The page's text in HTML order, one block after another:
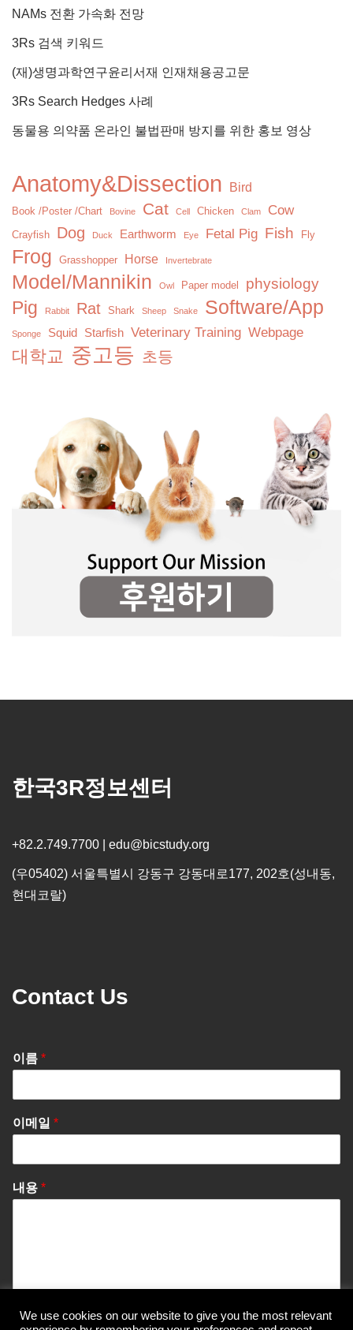
NAMs 전환 가속화 전망
3Rs 검색 키워드
(재)생명과학연구윤리서재 인재채용공고문
3Rs Search Hedges 사례
동물용 의약품 온라인 불법판매 방지를 위한 홍보 영상
Anatomy&Dissection Bird
Book /Poster /Chart Bovine Cat Cell Chicken Clam Cow
Crayfish Dog Duck Earthworm Eye Fetal Pig Fish Fly
Frog Grasshopper Horse Invertebrate
Model/Mannikin Owl Paper model physiology
Pig Rabbit Rat Shark Sheep Snake Software/App
Sponge Squid Starfish Veterinary Training Webpage
대학교 중고등 초등
한국3R정보센터
+82.2.749.7700 | edu@bicstudy.org
(우05402) 서울특별시 강동구 강동대로177, 202호(성내동,
현대코랄)
Contact Us
이름 *
이메일 *
내용 *
We use cookies on our website to give you the most relevant